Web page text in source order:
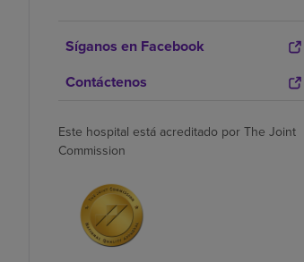
Síganos en Facebook
Contáctenos
Este hospital está acreditado por The Joint
Commission